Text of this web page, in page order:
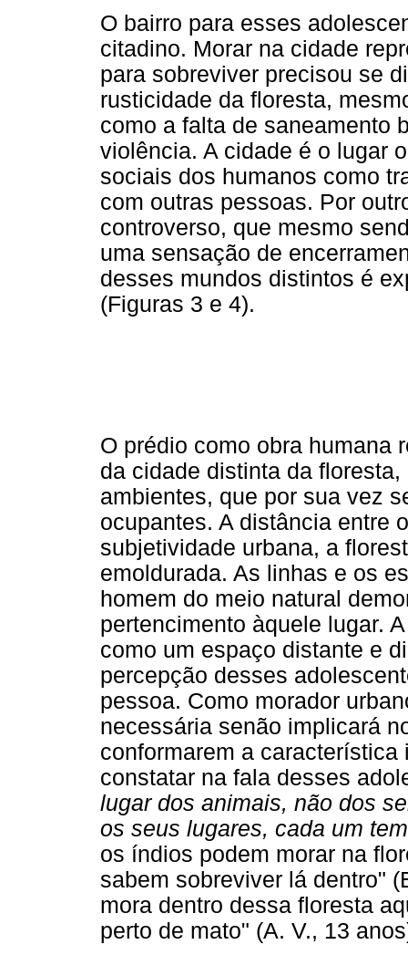
O bairro para esses
citadino. Morar na cidade
para sobreviver precisou se
rusticidade da floresta,
como a falta de saneamento
violência. A cidade é o lugar
sociais dos humanos como
com outras pessoas. Por
controverso, que mesmo
uma sensação de
desses mundos distintos é
(Figuras 3 e 4).
O prédio como obra humana
da cidade distinta da
ambientes, que por sua vez
ocupantes. A distância entre
subjetividade urbana, a
emoldurada. As linhas e os
homem do meio natural
pertencimento àquele lugar.
como um espaço distante e
percepção desses
pessoa. Como morador
necessária senão implicará
conformarem a
constatar na fala desses
lugar dos animais, não dos
os seus lugares, cada um
os índios podem morar na
sabem sobreviver lá dentro"
mora dentro dessa floresta
perto de mato" (A. V., 13